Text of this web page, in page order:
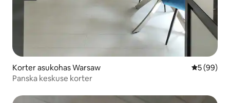
Korter asukohas Warsaw Keskmine
5 (99)
Panska keskuse korter